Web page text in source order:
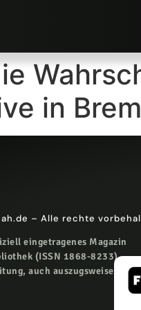
in
– Alle rechte
eingetragenes Magazin
(ISSN 1868-8233).
auch auszugsweise, nur